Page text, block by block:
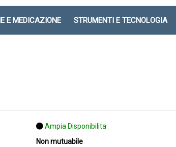
E MEDICAZIONE STRUMENTI E TECNOLOGIA
Ampia Disponibilita
Non mutuabile